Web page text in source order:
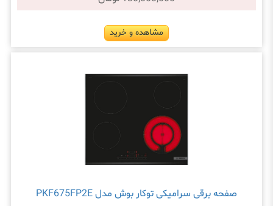
مشاهده و خرید
صفحه برقی سرامیکی توکار بوش مدل PKF675FP2E